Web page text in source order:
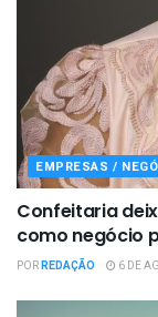
EMPRESAS /
Confeitaria
como negócio
PORREDAÇÃO 6 DE